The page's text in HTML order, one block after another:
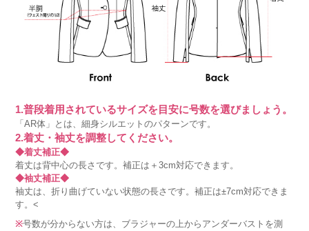
1.普段着用されているサイズを目安に号数を選びましょう。
「AR体」とは、細身シルエットのパターンです。
2.着丈・袖丈を調整してください。
◆着丈補正◆
着丈は背中心の長さです。補正は＋3cm対応できます。
◆袖丈補正◆
袖丈は、折り曲げていない状態の長さです。補正は±7cm対応できま
す。<
※号数が分からない方は、ブラジャーの上からアンダーバストを測